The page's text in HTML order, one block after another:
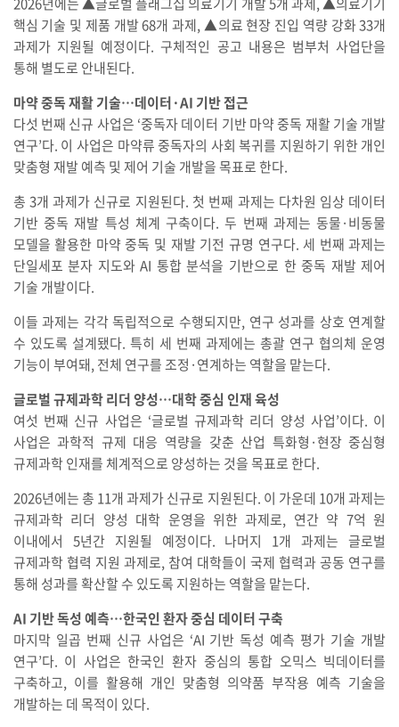
핵심 기술 및 제품 개발 68개 과제, ▲의료 현장 진입 역량 강화 33개
과제가 지원될 예정이다. 구체적인 공고 내용은 범부처 사업단을
통해 별도로 안내된다.
마약 중독 재활 기술…데이터·AI 기반 접근
다섯 번째 신규 사업은 ‘중독자 데이터 기반 마약 중독 재활 기술 개발
연구’다. 이 사업은 마약류 중독자의 사회 복귀를 지원하기 위한 개인
맞춤형 재발 예측 및 제어 기술 개발을 목표로 한다.
총 3개 과제가 신규로 지원된다. 첫 번째 과제는 다차원 임상 데이터
기반 중독 재발 특성 체계 구축이다. 두 번째 과제는 동물·비동물
모델을 활용한 마약 중독 및 재발 기전 규명 연구다. 세 번째 과제는
단일세포 분자 지도와 AI 통합 분석을 기반으로 한 중독 재발 제어
기술 개발이다.
이들 과제는 각각 독립적으로 수행되지만, 연구 성과를 상호 연계할
수 있도록 설계됐다. 특히 세 번째 과제에는 총괄 연구 협의체 운영
기능이 부여돼, 전체 연구를 조정·연계하는 역할을 맡는다.
글로벌 규제과학 리더 양성…대학 중심 인재 육성
여섯 번째 신규 사업은 ‘글로벌 규제과학 리더 양성 사업’이다. 이
사업은 과학적 규제 대응 역량을 갖춘 산업 특화형·현장 중심형
규제과학 인재를 체계적으로 양성하는 것을 목표로 한다.
2026년에는 총 11개 과제가 신규로 지원된다. 이 가운데 10개 과제는
규제과학 리더 양성 대학 운영을 위한 과제로, 연간 약 7억 원
이내에서 5년간 지원될 예정이다. 나머지 1개 과제는 글로벌
규제과학 협력 지원 과제로, 참여 대학들이 국제 협력과 공동 연구를
통해 성과를 확산할 수 있도록 지원하는 역할을 맡는다.
AI 기반 독성 예측…한국인 환자 중심 데이터 구축
마지막 일곱 번째 신규 사업은 ‘AI 기반 독성 예측 평가 기술 개발
연구’다. 이 사업은 한국인 환자 중심의 통합 오믹스 빅데이터를
구축하고, 이를 활용해 개인 맞춤형 의약품 부작용 예측 기술을
개발하는 데 목적이 있다.